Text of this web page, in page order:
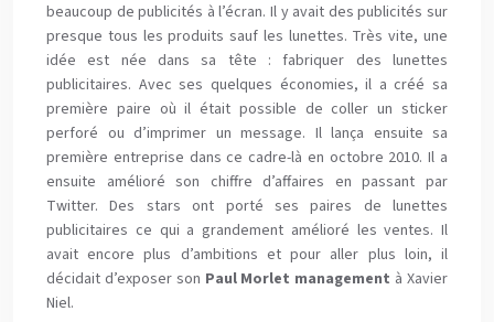
beaucoup de publicités à l’écran. Il y avait des publicités sur
presque tous les produits sauf les lunettes. Très vite, une
idée est née dans sa tête : fabriquer des lunettes
publicitaires. Avec ses quelques économies, il a créé sa
première paire où il était possible de coller un sticker
perforé ou d’imprimer un message. Il lança ensuite sa
première entreprise dans ce cadre-là en octobre 2010. Il a
ensuite amélioré son chiffre d’affaires en passant par
Twitter. Des stars ont porté ses paires de lunettes
publicitaires ce qui a grandement amélioré les ventes. Il
avait encore plus d’ambitions et pour aller plus loin, il
décidait d’exposer son Paul Morlet management à Xavier
Niel.